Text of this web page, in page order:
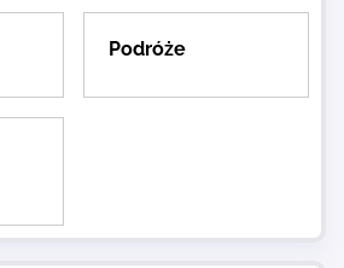
Podróże